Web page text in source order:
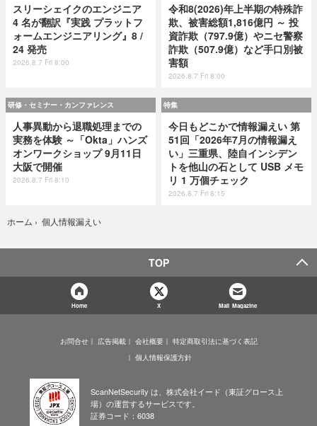
スリーシェイクのエンジニア
4 名が翻訳『実践 プラットフ
ォームエンジニアリング』8 /
24 発売
2026.8.7 Fri 8:00
令和8(2026)年上半期の特殊詐
欺、被害総額1,816億円 ～ 投
資詐欺（797.9億）やニセ警察
詐欺（507.9億）など手口別被
害額
2026.8.7 Fri 8:00
研修・セミナー・カンファレンス
人事異動から退職処理までの
実務を体験 ～「Okta」ハンズ
オンワークショップ 9月11日
大阪で開催
2026.8.7 Fri 8:10
特集
今日もどこかで情報漏えい 第
51回「2026年7月の情報漏え
い」三重県、陸自インシデン
トを他山の石として USB メモ
リ 1 万個チェック
2026.8.7 Fri 8:15
ホーム › 個人情報漏えい
TOP
Home X Mail Magazine
お問合せ 広告掲載 会社概要
特定商取引法に基づく表記
個人情報保護方針
ScanNetSecurity は、株式会社イード（東証グロース上
場）の運営するサービスです。
証券コード：6038